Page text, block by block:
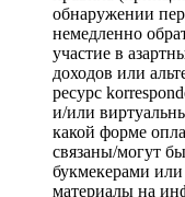
обнаружении
немедленно
участие в
доходов или
ресурс
и/или
какой форме
связаны/могут
букмекерами
материалы на